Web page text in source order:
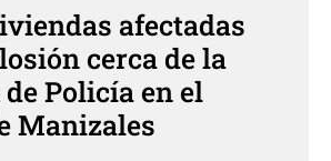
afectadas
cerca de la
Policía en el
Manizales